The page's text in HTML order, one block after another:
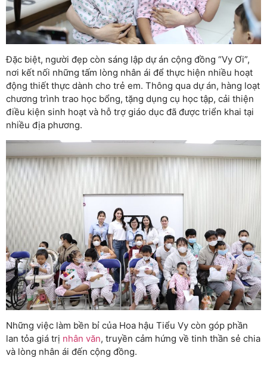
Đặc biệt, người đẹp còn sáng lập dự án cộng đồng “Vy Ơi”,
nơi kết nối những tấm lòng nhân ái để thực hiện nhiều hoạt
động thiết thực dành cho trẻ em. Thông qua dự án, hàng loạt
chương trình trao học bổng, tặng dụng cụ học tập, cải thiện
điều kiện sinh hoạt và hỗ trợ giáo dục đã được triển khai tại
nhiều địa phương.
Những việc làm bền bỉ của Hoa hậu Tiểu Vy còn góp phần
lan tỏa giá trị nhân văn, truyền cảm hứng về tinh thần sẻ chia
và lòng nhân ái đến cộng đồng.